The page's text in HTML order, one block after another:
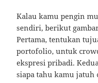
Kalau kamu pengin
sendiri, berikut
Pertama, tentukan
portofolio, untuk
ekspresi pribadi.
siapa tahu kamu jatuh